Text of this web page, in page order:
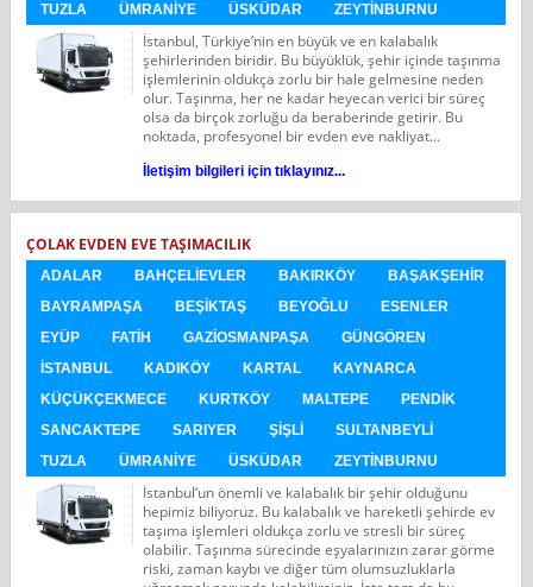
TUZLA
ÜMRANIYE ÜSKÜDAR ZEYTINBURNU
İstanbul, Türkiye’nin en büyük ve en kalabalık
şehirlerinden biridir. Bu büyüklük, şehir içinde taşınma
işlemlerinin oldukça zorlu bir hale gelmesine neden
olur. Taşınma, her ne kadar heyecan verici bir süreç
olsa da birçok zorluğu da beraberinde getirir. Bu
noktada, profesyonel bir evden eve nakliyat...
İletişim bilgileri için tıklayınız...
ÇOLAK EVDEN EVE TAŞIMACILIK
ADALAR BAHÇELIEVLER BAKIRKÖY
BAŞAKŞEHIR
BAYRAMPAŞA
BEŞIKTAŞ BEYOĞLU
ESENLER
EYÜP
FATIH GAZIOSMANPAŞA
GÜNGÖREN
İSTANBUL
KADIKÖY KARTAL
KAYNARCA
KÜÇÜKÇEKMECE
KURTKÖY MALTEPE
PENDIK
SANCAKTEPE
SARIYER ŞIŞLI
SULTANBEYLI
TUZLA
ÜMRANIYE ÜSKÜDAR ZEYTINBURNU
İstanbul‘un önemli ve kalabalık bir şehir olduğunu
hepimiz biliyoruz. Bu kalabalık ve hareketli şehirde ev
taşıma işlemleri oldukça zorlu ve stresli bir süreç
olabilir. Taşınma sürecinde eşyalarınızın zarar görme
riski, zaman kaybı ve diğer tüm olumsuzluklarla